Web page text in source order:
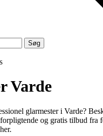
Varde
glarmester i Varde?
og gratis tilbud fra